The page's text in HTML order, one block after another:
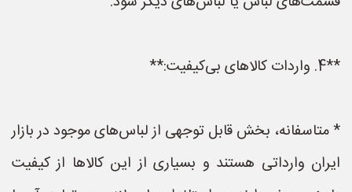
**4. واردات کالاهای بی‌کیفیت:**
* متاسفانه، بخش قابل توجهی از لباس‌های موجود در بازار
ایران وارداتی هستند و بسیاری از این کالاها از کیفیت